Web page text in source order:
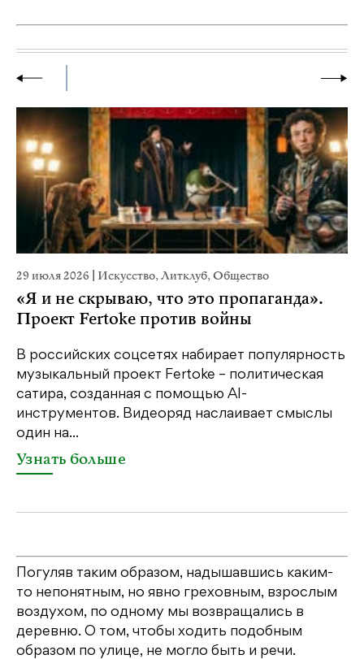
29 июля 2026 Искусство,Литклуб,Общество
«Я и не скрываю, что это пропаганда».
Проект Fertoke против войны
В российских соцсетях набирает популярность
музыкальный проект Fertoke – политическая
сатира, созданная с помощью AI-
инструментов. Видеоряд наслаивает смыслы
один на...
Узнать больше
Погуляв таким образом, надышавшись каким-
то непонятным, но явно греховным, взрослым
воздухом, по одному мы возвращались в
деревню. О том, чтобы ходить подобным
образом по улице, не могло быть и речи.